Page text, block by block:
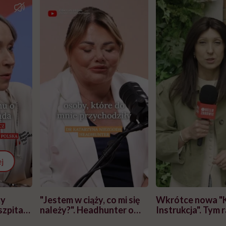
"Jestem w ciąży, co mi się
należy?". Headhunter o
Wkrótce nowa
Instrukcja". Tym